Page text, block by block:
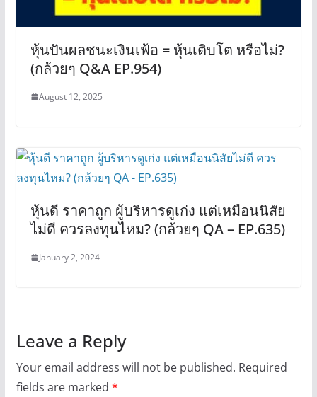
หุ้นปันผลชนะเงินเฟ้อ = หุ้นเติบโต หรือไม่?
(กล้วยๆ Q&A EP.954)
August 12, 2025
หุ้นดี ราคาถูก ผู้บริหารดูเก่ง แต่เหมือนนิสัย
ไม่ดี ควรลงทุนไหม? (กล้วยๆ QA – EP.635)
January 2, 2024
Leave a Reply
Your email address will not be published. Required
fields are marked *